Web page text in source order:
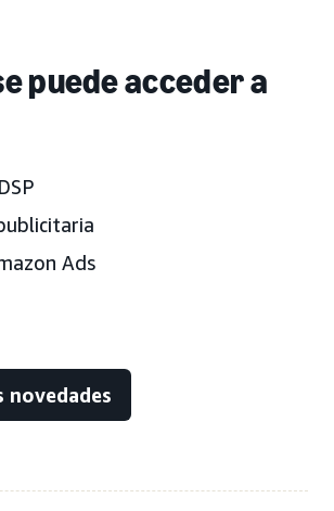
puede acceder a
Ads
novedades